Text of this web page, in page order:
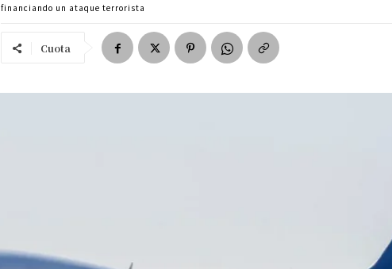
financiando un ataque terrorista
Cuota